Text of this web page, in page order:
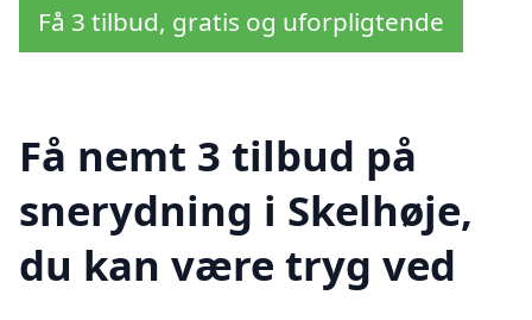
Få 3 tilbud, gratis og uforpligtende
Få nemt 3 tilbud på
snerydning i Skelhøje,
du kan være tryg ved